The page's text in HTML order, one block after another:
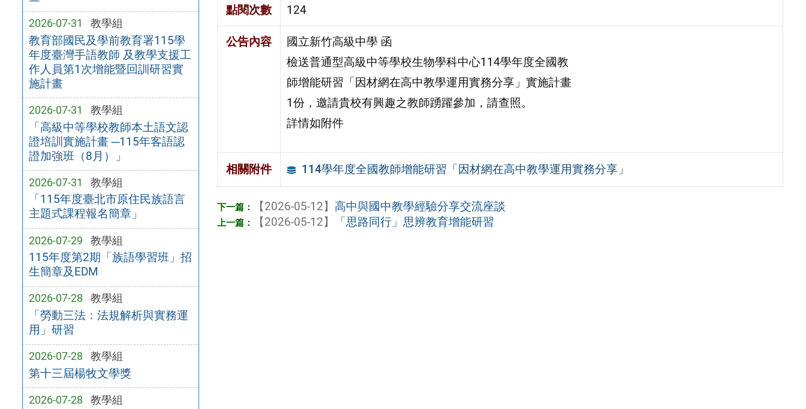
2026-07-31 教學組
教育部國民及學前教育署115學
年度臺灣手語教師 及教學支援工
作人員第1次增能暨回訓研習實
施計畫
2026-07-31 教學組
「高級中等學校教師本土語文認
證培訓實施計畫 ─115年客語認
證加強班（8月）」
2026-07-31 教學組
「115年度臺北市原住民族語言
主題式課程報名簡章」
2026-07-29 教學組
115年度第2期「族語學習班」招
生簡章及EDM
2026-07-28 教學組
「勞動三法：法規解析與實務運
用」研習
2026-07-28 教學組
第十三屆楊牧文學獎
2026-07-28 教學組
點閱次數 124
公告內容
國立新竹高級中學 函
檢送普通型高級中等學校生物學科中心114學年度全國教
師增能研習「因材網在高中教學運用實務分享」實施計畫
1份，邀請貴校有興趣之教師踴躍參加，請查照。
詳情如附件
相關附件 114學年度全國教師增能研習「因材網在高中教學運用實務分享」
【2026-05-12】高中與國中教學經驗分享交流座談
【2026-05-12】
「思路同行」思辨教育增能研習